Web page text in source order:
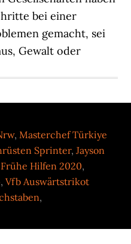
,Masterchef Türkiye
Sprinter,Jayson
Hilfen 2020,
,Vfb Auswärtstrikot
,